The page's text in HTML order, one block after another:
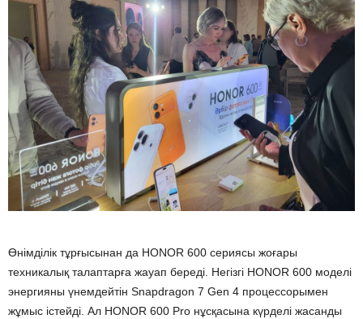
Өнімділік тұрғысынан да HONOR 600 сериясы жоғары
техникалық талаптарға жауап береді. Негізгі HONOR 600 моделі
энергияны үнемдейтін Snapdragon 7 Gen 4 процессорымен
жұмыс істейді. Ал HONOR 600 Pro нұсқасына күрделі жасанды